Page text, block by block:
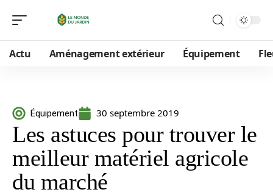
Actu Aménagement extérieur Équipement
Équipement 30 septembre 2019
Les astuces pour trouver le
meilleur matériel agricole
du marché